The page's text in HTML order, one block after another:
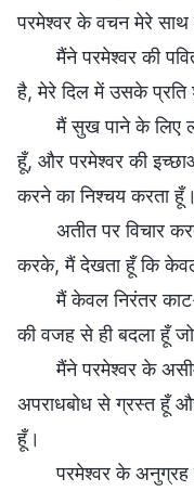
परमेश्वर के वचन मेरे साथ
मैंने परमेश्वर की
है, मेरे दिल में उसके प्रति
मैं सुख पाने के लिए
हूँ, और परमेश्वर की
करने का निश्चय करता हूँ।
अतीत पर विचार
करके, मैं देखता हूँ कि
मैं केवल निरंतर
की वजह से ही बदला हूँ
मैंने परमेश्वर के
अपराधबोध से ग्रस्त हूँ
हूँ।
परमेश्वर के अनुग्रह